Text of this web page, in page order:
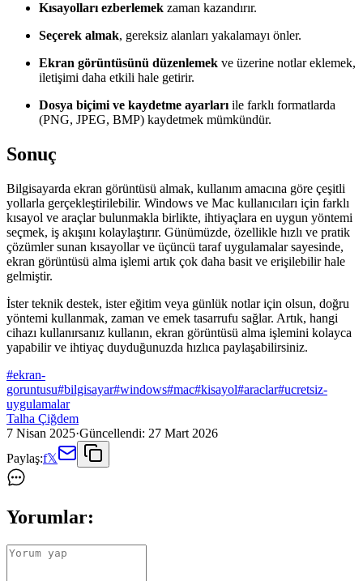
Kısayolları ezberlemek zaman kazandırır.
Seçerek almak, gereksiz alanları yakalamayı önler.
Ekran görüntüsünü düzenlemek ve üzerine notlar eklemek,
iletişimi daha etkili hale getirir.
Dosya biçimi ve kaydetme ayarları ile farklı formatlarda
(PNG, JPEG, BMP) kaydetmek mümkündür.
Sonuç
Bilgisayarda ekran görüntüsü almak, kullanım amacına göre çeşitli
yollarla gerçekleştirilebilir. Windows ve Mac kullanıcıları için farklı
kısayol ve araçlar bulunmakla birlikte, ihtiyaçlara en uygun yöntemi
seçmek, iş akışını kolaylaştırır. Günümüzde, özellikle hızlı ve pratik
çözümler sunan kısayollar ve üçüncü taraf uygulamalar sayesinde,
ekran görüntüsü alma işlemi artık çok daha basit ve erişilebilir hale
gelmiştir.
İster teknik destek, ister eğitim veya günlük notlar için olsun, doğru
yöntemi kullanmak, zaman ve emek tasarrufu sağlar. Artık, hangi
cihazı kullanırsanız kullanın, ekran görüntüsü alma işlemini kolayca
yapabilir ve ihtiyaç duyduğunuzda hızlıca paylaşabilirsiniz.
#ekran-
goruntusu#bilgisayar#windows#mac#kisayol#araclar#ucretsiz-
uygulamalar
Talha Çiğdem
7 Nisan 2025·Güncellendi: 27 Mart 2026
Paylaş:f𝕏
Yorumlar: